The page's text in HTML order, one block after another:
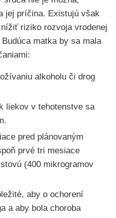
jej príčina. Existujú však
riziko rozvoja vrodenej
matka by sa mala
alkoholu či drog
liekov v tehotenstve sa
pred plánovaným
prvé tri mesiace
(400 mikrogramov
aby o ochorení
a aby bola choroba